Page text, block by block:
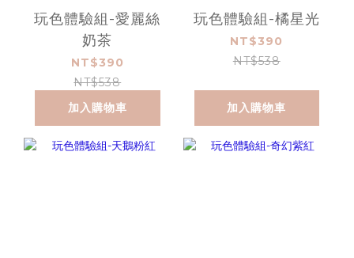
玩色體驗組-愛麗絲
奶茶
NT$390
NT$538
加入購物車
玩色體驗組-橘星光
NT$390
NT$538
加入購物車